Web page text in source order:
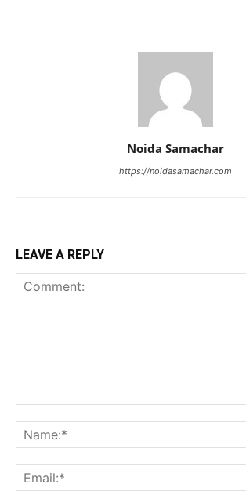
Noida Samachar
https://noidasamachar.com
LEAVE A REPLY